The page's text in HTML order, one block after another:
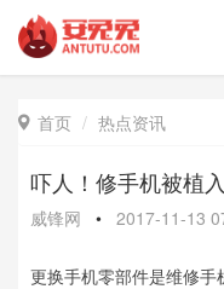
 首页 热点资讯
吓人！修手机被植
威锋网 • 2017-11-13
更换手机零部件是维修